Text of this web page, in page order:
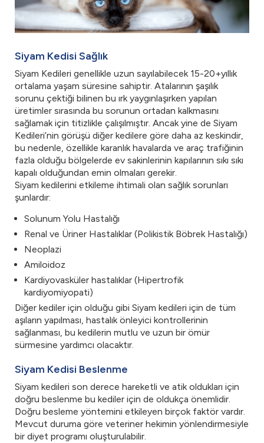
Siyam Kedisi Sağlık
Siyam Kedileri genellikle uzun sayılabilecek 15-20+yıllık
ortalama yaşam süresine sahiptir. Atalarının şaşılık
sorunu çektiği bilinen bu ırk yaygınlaşırken yapılan
üretimler sırasında bu sorunun ortadan kalkmasını
sağlamak için titizlikle çalışılmıştır. Ancak yine de Siyam
Kedileri’nin görüşü diğer kedilere göre daha az keskindir,
bu nedenle, özellikle karanlık havalarda ve araç trafiğinin
fazla olduğu bölgelerde ev sakinlerinin kapılarının sıkı sıkı
kapalı olduğundan emin olmaları gerekir.
Siyam kedilerini etkileme ihtimali olan sağlık sorunları
şunlardır:
Solunum Yolu Hastalığı
Renal ve Üriner Hastalıklar (Polikistik Böbrek Hastalığı)
Neoplazi
Amiloidoz
Kardiyovasküler hastalıklar (Hipertrofik
kardiyomiyopati)
Diğer kediler için olduğu gibi Siyam kedileri için de tüm
aşıların yapılması, hastalık önleyici kontrollerinin
sağlanması, bu kedilerin mutlu ve uzun bir ömür
sürmesine yardımcı olacaktır.
Siyam Kedisi Beslenme
Siyam kedileri son derece hareketli ve atik oldukları için
doğru beslenme bu kediler için de oldukça önemlidir.
Doğru besleme yöntemini etkileyen birçok faktör vardır.
Mevcut duruma göre veteriner hekimin yönlendirmesiyle
bir diyet programı oluşturulabilir.